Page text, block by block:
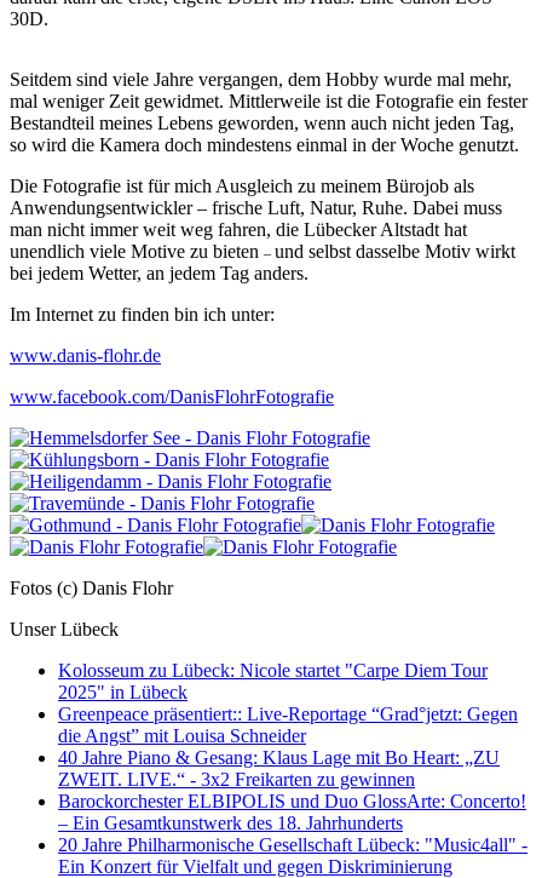
30D.
Seitdem sind viele Jahre vergangen, dem Hobby wurde mal mehr,
mal weniger Zeit gewidmet. Mittlerweile ist die Fotografie ein fester
Bestandteil meines Lebens geworden, wenn auch nicht jeden Tag,
so wird die Kamera doch mindestens einmal in der Woche genutzt.
Die Fotografie ist für mich Ausgleich zu meinem Bürojob als
Anwendungsentwickler – frische Luft, Natur, Ruhe. Dabei muss
man nicht immer weit weg fahren, die Lübecker Altstadt hat
unendlich viele Motive zu bieten – und selbst dasselbe Motiv wirkt
bei jedem Wetter, an jedem Tag anders.
Im Internet zu finden bin ich unter:
www.danis-flohr.de
www.facebook.com/DanisFlohrFotografie
Fotos (c) Danis Flohr
Unser Lübeck
Kolosseum zu Lübeck: Nicole startet "Carpe Diem Tour
2025" in Lübeck
Greenpeace präsentiert:: Live-Reportage “Grad°jetzt: Gegen
die Angst” mit Louisa Schneider
40 Jahre Piano & Gesang: Klaus Lage mit Bo Heart: „ZU
ZWEIT. LIVE.“ - 3x2 Freikarten zu gewinnen
Barockorchester ELBIPOLIS und Duo GlossArte: Concerto!
– Ein Gesamtkunstwerk des 18. Jahrhunderts
20 Jahre Philharmonische Gesellschaft Lübeck: "Music4all" -
Ein Konzert für Vielfalt und gegen Diskriminierung